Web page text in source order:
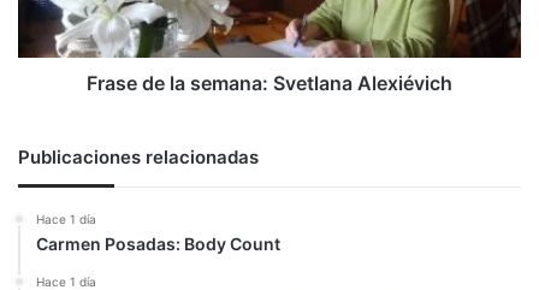
Frase de la semana: Svetlana Alexiévich
Publicaciones relacionadas
Hace 1 día
Carmen Posadas: Body Count
Hace 1 día